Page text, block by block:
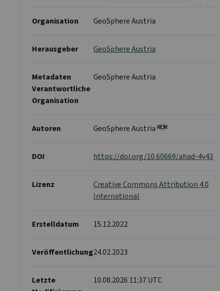
Organisation GeoSphere Austria
Herausgeber GeoSphere Austria
Metadaten
Verantwortliche
Organisation
GeoSphere Austria
Autoren GeoSphere Austria
DOI https://doi.org/10.60669/ahad-4y43
Lizenz
Creative Commons Attribution 4.0
International
Erstelldatum 15.12.2022
Veröffentlichung24.02.2023
Letzte
10.08.2026 11:37 UTC